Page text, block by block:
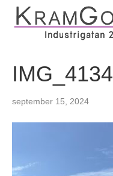
IMG_4134
september 15, 2024